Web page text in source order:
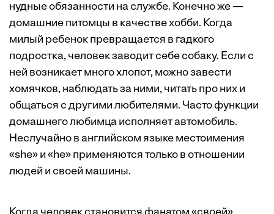
нудные обязанности на службе. Конечно же —
домашние питомцы в качестве хобби. Когда
милый ребенок превращается в гадкого
подростка, человек заводит себе собаку. Если с
ней возникает много хлопот, можно завести
хомячков, наблюдать за ними, читать про них и
общаться с другими любителями. Часто функции
домашнего любимца исполняет автомобиль.
Неслучайно в английском языке местоимения
«she» и «he» применяются только в отношении
людей и своей машины.